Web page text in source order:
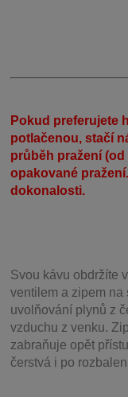
Pokud preferujete
potlačenou, stačí
průběh pražení
opakované
dokonalosti.
Svou kávu obdržíte
ventilem a zipem na
uvolňování plynů z
vzduchu z venku.
zabraňuje opět
čerstvá i po